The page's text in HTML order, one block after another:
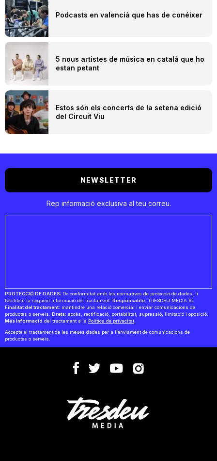
Podcasts en valencià que has de conéixer
5 nous artistes de música en català que ho
estan petant
Estos són els concerts de la setena edició
del Circuit Viu
NEWSLETTER
Rep informació exclusiva al teu correu.
PROTECCIÓ DE DADES: De conformitat amb les normatives de protecció de dades, li
facilitem la següent informació del tractament: Responsable: TRESDEU MEDIA SL
Finalitat del tractament: mantindre una relació comercial i enviar comunicacions de
productes o serveis. Drets: accés, rectificació, portabilitat, supressió, limitació i oposició.
Més informació del tractament a la Política de privacitat
Accepte el tractament de les meues dades per a l'enviament de comunicacions de
productes o serveis.